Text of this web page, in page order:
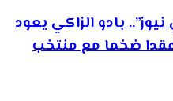
بادو الزاكي يعود
ضخما مع منتخب